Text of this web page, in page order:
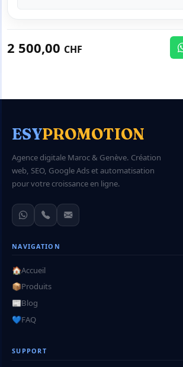
2 500,00 CHF
ESYPROMOTION
Agence digitale Maroc & Genève. Création
web, SEO, Google Ads et automatisation
pour votre croissance en ligne.
NAVIGATION
🏠Accueil
📦Produits
📰Blog
💙FAQ
SUPPORT